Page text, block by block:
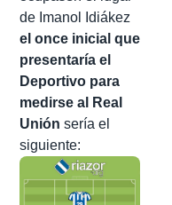
de Imanol Idiákez
el once inicial que
presentaría el
Deportivo para
medirse al Real
Unión sería el
siguiente: